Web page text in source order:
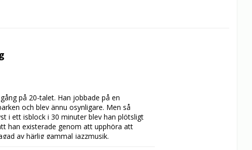
på 20-talet. Han jobbade på en
och blev ännu osynligare. Men så
i ett isblock i 30 minuter blev han plötsligt
han existerade genom att upphöra att
av härlig gammal jazzmusik.